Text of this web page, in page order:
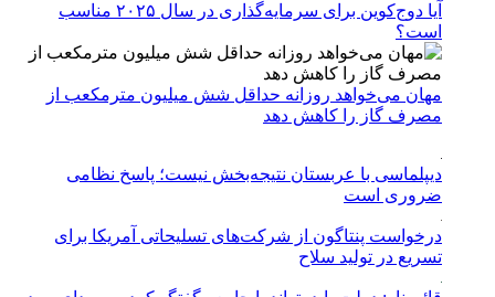
آیا دوج‌کوین برای سرمایه‌گذاری در سال ۲۰۲۵ مناسب
است؟
مهان می‌خواهد روزانه حداقل شش میلیون مترمکعب از
مصرف گاز را کاهش دهد
دیپلماسی با عربستان نتیجه‌بخش نیست؛ پاسخ نظامی
ضروری است
درخواست پنتاگون از شرکت‌های تسلیحاتی آمریکا برای
تسریع در تولید سلاح